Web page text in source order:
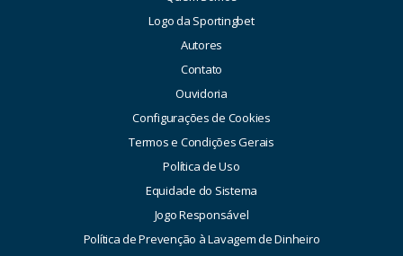
Logo da Sportingbet
Autores
Contato
Ouvidoria
Configurações de Cookies
Termos e Condições Gerais
Política de Uso
Equidade do Sistema
Jogo Responsável
Política de Prevenção à Lavagem de Dinheiro